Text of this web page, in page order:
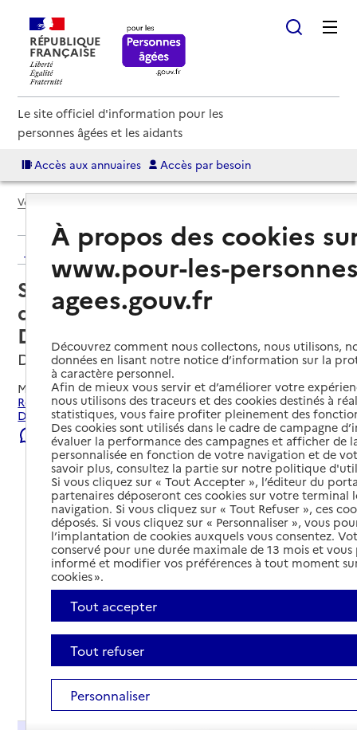
RÉPUBLIQUE
FRANÇAISE
Le site officiel d'information pour les
personnes âgées et les aidants
Accès aux annuaires Accès par besoin
Voir le fil d’Ariane
Retour aux résultats de l'annuaire
Service de soins infirmiers à
domicile – SSIAD - Association
Décines Santé Plus
Décines-Charpieu, METROPOLE DE LYON
Mis à jour le09/08/2026
Rechercher les établissements et services autour de
Décines-Charpieu.
Signaler une erreur
Tout déplier
À propos des cookies
www.pour-les-
agees.gouv.fr
Découvrez comment nous collectons, nous utilisons,
données en lisant notre notice d’information sur la
à caractère personnel.
Afin de mieux vous servir et d’améliorer votre
nous utilisons des traceurs et des cookies destinés à
statistiques, vous faire profiter pleinement des
Des cookies sont utilisés dans le cadre de campagne
évaluer la performance des campagnes et afficher de
personnalisée en fonction de votre navigation et de
savoir plus, consultez la partie sur notre politique
Si vous cliquez sur « Tout Accepter », l’éditeur du
partenaires déposeront ces cookies sur votre terminal
navigation. Si vous cliquez sur « Tout Refuser », ces
déposés. Si vous cliquez sur « Personnaliser », vous
l’implantation de cookies auxquels vous consentez.
conservé pour une durée maximale de 13 mois et
informé et modifier vos préférences à tout moment
cookies ».
Tout accepter
Tout refuser
Personnaliser